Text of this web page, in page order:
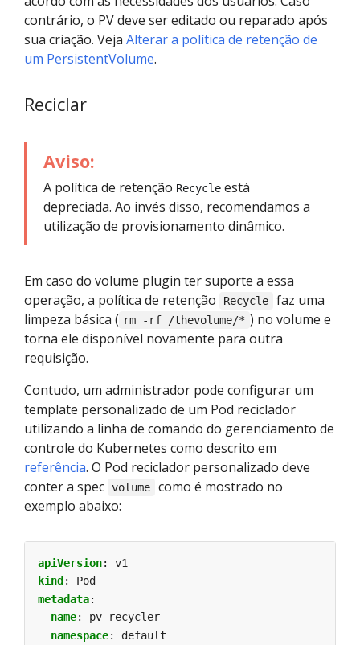
contrário, o PV deve ser editado ou reparado após
sua criação. Veja Alterar a política de retenção de
um PersistentVolume.
Reciclar
Aviso:
A política de retenção Recycle está
depreciada. Ao invés disso, recomendamos a
utilização de provisionamento dinâmico.
Em caso do volume plugin ter suporte a essa
operação, a política de retenção
Recycle
faz uma
limpeza básica ( rm -rf /thevolume/* ) no volume e
torna ele disponível novamente para outra
requisição.
Contudo, um administrador pode configurar um
template personalizado de um Pod reciclador
utilizando a linha de comando do gerenciamento de
controle do Kubernetes como descrito em
referência. O Pod reciclador personalizado deve
conter a spec volume
como é mostrado no
exemplo abaixo:
apiVersion:
v1
kind :
Pod
metadata:
name:
pv-recycler
namespace:
default